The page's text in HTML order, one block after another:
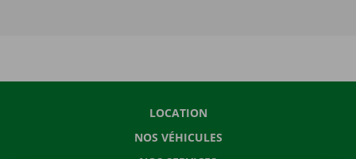
LOCATION
NOS VÉHICULES